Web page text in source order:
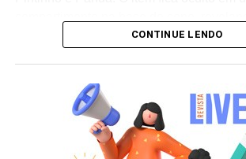
personagem surpresa apenas no
criação de experiências afetivas para
gerações. Com o Copo Surpresa,
novo momento de interação com a
um elemento de surpresa que torna cada
CONTINUE LENDO